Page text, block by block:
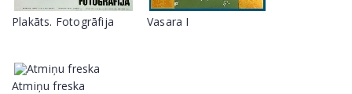
Plakāts. Fotogrāfija Vasara I
Atmiņu freska